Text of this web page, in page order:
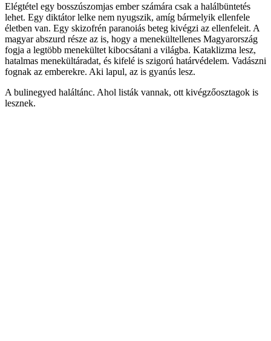
Elégtétel egy bosszúszomjas ember számára csak a halálbüntetés
lehet. Egy diktátor lelke nem nyugszik, amíg bármelyik ellenfele
életben van. Egy skizofrén paranoiás beteg kivégzi az ellenfeleit. A
magyar abszurd része az is, hogy a menekültellenes Magyarország
fogja a legtöbb menekültet kibocsátani a világba. Kataklizma lesz,
hatalmas menekültáradat, és kifelé is szigorú határvédelem. Vadászni
fognak az emberekre. Aki lapul, az is gyanús lesz.
A bulinegyed haláltánc. Ahol listák vannak, ott kivégzőosztagok is
lesznek.